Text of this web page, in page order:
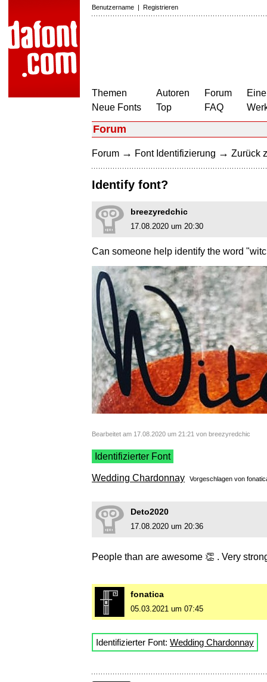
Benutzername | Registrieren
Themen
Neue Fonts
Autoren
Top
Forum
FAQ
Forum
Forum → Font Identifizierung → Zurück
Identify font?
breezyredchic
17.08.2020 um 20:30
Can someone help identify the word
Bearbeitet am 17.08.2020 um 21:21 von breezyredchic
Identifizierter Font
Wedding Chardonnay Vorgeschlagen von
Deto2020
17.08.2020 um 20:36
People than are awesome 👏 . Very
fonatica
05.03.2021 um 07:45
Identifizierter Font: Wedding Chardonnay